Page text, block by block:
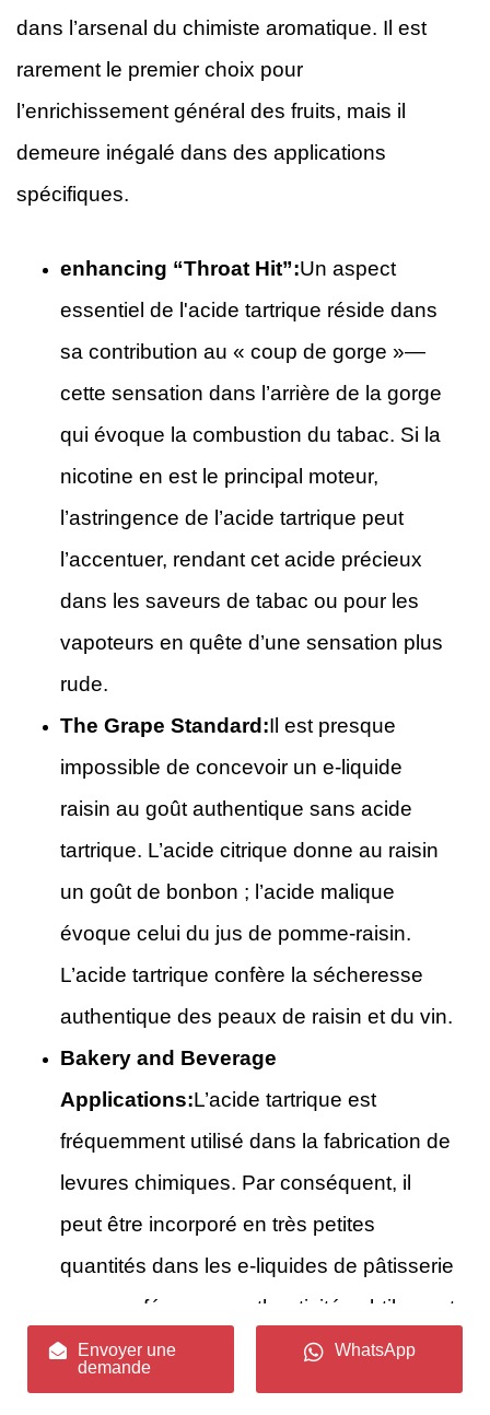
dans l’arsenal du chimiste aromatique. Il est
rarement le premier choix pour
l’enrichissement général des fruits, mais il
demeure inégalé dans des applications
spécifiques.
enhancing “Throat Hit”:Un aspect
essentiel de l'acide tartrique réside dans
sa contribution au « coup de gorge »—
cette sensation dans l’arrière de la gorge
qui évoque la combustion du tabac. Si la
nicotine en est le principal moteur,
l’astringence de l’acide tartrique peut
l’accentuer, rendant cet acide précieux
dans les saveurs de tabac ou pour les
vapoteurs en quête d’une sensation plus
rude.
The Grape Standard:Il est presque
impossible de concevoir un e-liquide
raisin au goût authentique sans acide
tartrique. L’acide citrique donne au raisin
un goût de bonbon ; l’acide malique
évoque celui du jus de pomme-raisin.
L’acide tartrique confère la sécheresse
authentique des peaux de raisin et du vin.
Bakery and Beverage
Applications:L’acide tartrique est
fréquemment utilisé dans la fabrication de
levures chimiques. Par conséquent, il
peut être incorporé en très petites
quantités dans les e-liquides de pâtisserie
pour conférer une authenticité subtilement
« cuite » sans être simplement sucrée. Il
est également indispensable dans la
Envoyer une
demande
WhatsApp